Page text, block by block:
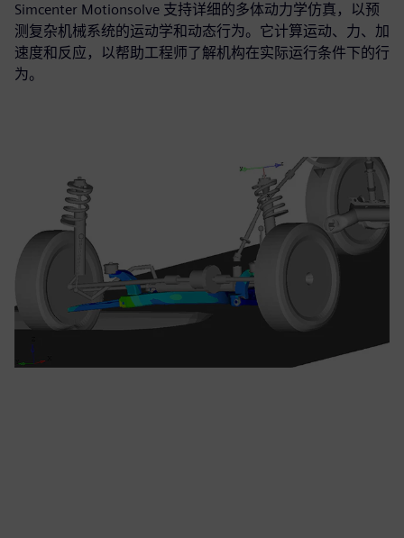
Simcenter Motionsolve 支持详细的多体动力学仿真，以预
测复杂机械系统的运动学和动态行为。它计算运动、力、加
速度和反应，以帮助工程师了解机构在实际运行条件下的行
为。